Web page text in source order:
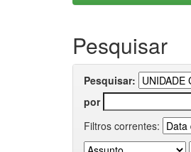
Pesquisar
Pesquisar:
por
Filtros correntes: